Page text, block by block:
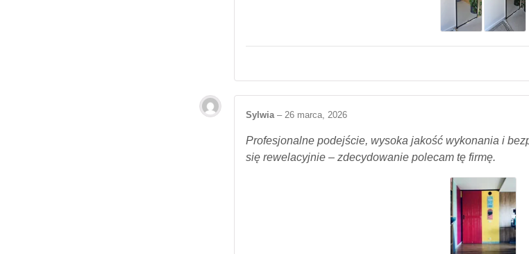
Sylwia – 26 marca, 2026
Profesjonalne podejście, wysoka jakość wykonania i
się rewelacyjnie – zdecydowanie polecam tę firmę.